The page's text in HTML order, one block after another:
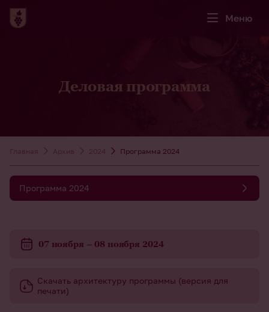
Меню
Деловая программа
Главная Архив 2024 Программа 2024
Программа 2024
07 ноября – 08 ноября 2024
Скачать архитектуру программы (версия для
печати)